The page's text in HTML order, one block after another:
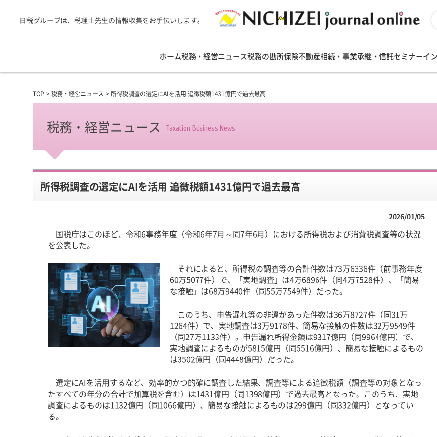
日税グループは、税理士先生の情報収集をお手伝いします。
ホーム税務・経営ニュース税務の勘所保険不動産相続・事業承継・信託セミナーイ
TOP 税務・経営ニュース 所得税調査の選定にAIを活用 追徴税額1431億円で過去最高
税務・経営ニュース Taxation Business News
所得税調査の選定にAIを活用 追徴税額1431億円で過去最高
2026/01/05
国税庁はこのほど、令和6事務年度（令和6年7月～同7年6月）における所得税および消費税調査等の状況
を公表した。
それによると、所得税の調査等の合計件数は73万6336件（前事務年度
60万5077件）で、「実地調査」は4万6896件（同4万7528件）、「簡易
な接触」は68万9440件（同55万7549件）だった。
このうち、申告漏れ等の非違があった件数は36万8727件（同31万
1264件）で、実地調査は3万9178件、簡易な接触の件数は32万9549件
（同27万1133件）。申告漏れ所得金額は9317億円（同9964億円）で、
実地調査によるものが5815億円（同5516億円）、簡易な接触によるもの
は3502億円（同4448億円）だった。
選定にAIを活用するなど、効率的かつ的確に調査した結果、調査等による追徴税額（調査等の対象となっ
たすべての年分の合計で加算税を含む）は1431億円（同1398億円）で過去最高となった。このうち、実地
調査によるものは1132億円（同1066億円）、簡易な接触によるものは299億円（同332億円）となってい
る。